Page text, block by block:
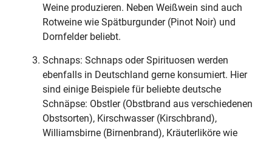
Weine produzieren. Neben Weißwein sind auch
Rotweine wie Spätburgunder (Pinot Noir) und
Dornfelder beliebt.
Schnaps: Schnaps oder Spirituosen werden
ebenfalls in Deutschland gerne konsumiert. Hier
sind einige Beispiele für beliebte deutsche
Schnäpse: Obstler (Obstbrand aus verschiedenen
Obstsorten), Kirschwasser (Kirschbrand),
Williamsbirne (Birnenbrand), Kräuterliköre wie